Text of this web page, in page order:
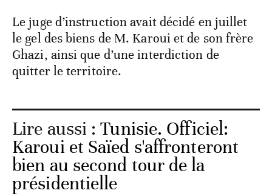
Le juge d’instruction avait décidé en juillet
le gel des biens de M. Karoui et de son frère
Ghazi, ainsi que d’une interdiction de
quitter le territoire.
Lire aussi :Tunisie. Officiel:
Karoui et Saïed s'affronteront
bien au second tour de la
présidentielle